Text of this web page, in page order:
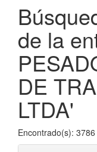
de la
DE
LTDA'
Encontrado(s):